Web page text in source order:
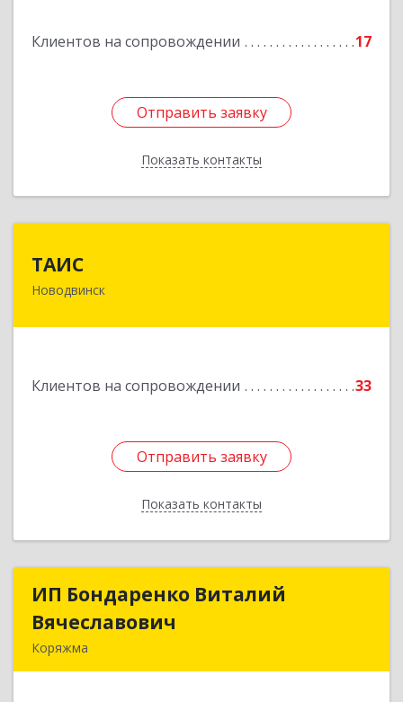
Клиентов на сопровождении 17
Отправить заявку
Показать контакты
Отправить заявку
Назад
ТАИС
Новодвинск
Клиентов на сопровождении 33
Отправить заявку
Показать контакты
164902, Архангельская обл, Новодвинск г,
Отправить заявку
Назад
ИП Бондаренко Виталий
Вячеславович
Коряжма
ИП Бондаренко Виталий